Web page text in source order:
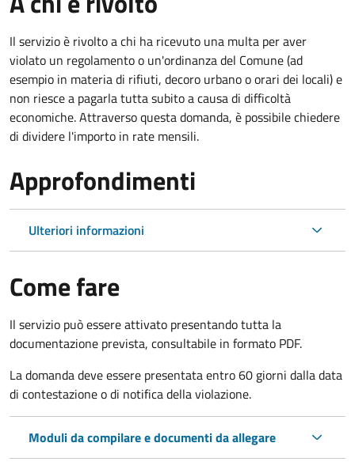
Il servizio è rivolto a chi ha ricevuto una multa per aver
violato un regolamento o un'ordinanza del Comune (ad
esempio in materia di rifiuti, decoro urbano o orari dei locali) e
non riesce a pagarla tutta subito a causa di difficoltà
economiche. Attraverso questa domanda, è possibile chiedere
di dividere l'importo in rate mensili.
Approfondimenti
Ulteriori informazioni
Come fare
Il servizio può essere attivato presentando tutta la
documentazione prevista, consultabile in formato PDF.
La domanda deve essere presentata entro 60 giorni dalla data
di contestazione o di notifica della violazione.
Moduli da compilare e documenti da allegare